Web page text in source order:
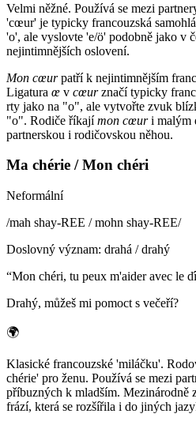
Velmi něžné. Používá se mezi
'cœur' je typicky francouzská
'o', ale vyslovte 'e/ö' podobně jako v
nejintimnějších oslovení.
Mon cœurpatří k nejintimnějším
Ligatura œ v cœurznačí typicky
rty jako na "o", ale vytvořte zvuk
"o". Rodiče říkajímon cœuri malým
partnerskou i rodičovskou něhou.
Ma chérie / Mon chéri
Neformální
/mah shay-REE / mohn shay-REE/
Doslovný význam: drahá / drahý
“Mon chéri, tu peux m'aider avec le
Drahý, můžeš mi pomoct s večeří?
🌍
Klasické francouzské 'miláčku'.
chérie' pro ženu. Používá se mezi
příbuzných k mladším. Mezinárodně
frází, která se rozšířila i do jiných